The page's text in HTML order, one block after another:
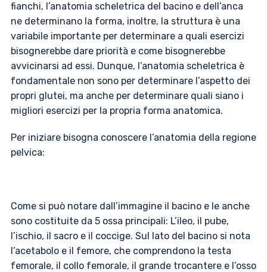
fianchi, l’anatomia scheletrica del bacino e dell’anca
ne determinano la forma, inoltre, la struttura è una
variabile importante per determinare a quali esercizi
bisognerebbe dare priorità e come bisognerebbe
avvicinarsi ad essi. Dunque, l’anatomia scheletrica è
fondamentale non sono per determinare l’aspetto dei
propri glutei, ma anche per determinare quali siano i
migliori esercizi per la propria forma anatomica.
Per iniziare bisogna conoscere l’anatomia della regione
pelvica:
Come si può notare dall’immagine il bacino e le anche
sono costituite da 5 ossa principali: L’ileo, il pube,
l’ischio, il sacro e il coccige. Sul lato del bacino si nota
l’acetabolo e il femore, che comprendono la testa
femorale, il collo femorale, il grande trocantere e l’osso